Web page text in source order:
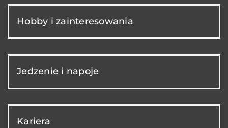
Hobby i zainteresowania
Jedzenie i napoje
Kariera